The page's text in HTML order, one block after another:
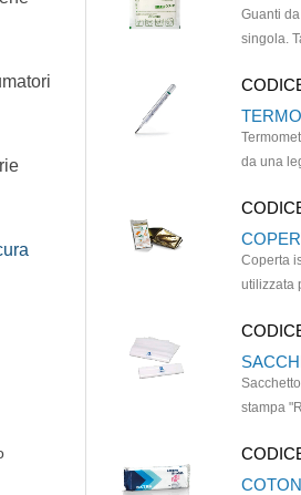
non
incluse: 1 sacca morbida in PE atossico da 5 litri.+ 1
flacone
Guanti da
singola.
da una
Medico
con la
Coperta
utilizzata
o
ustioni,
singola
stampa "R
rifiuti generati da
materiale